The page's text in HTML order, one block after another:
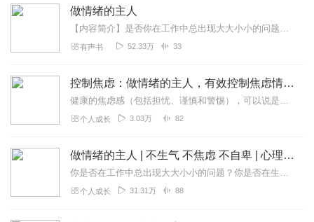
做情绪的主人
【内容简介】是否你在工作中总出现大大小小的问题？是否你在生活中总遇到许许多多不如意的事情？这时，你是否心烦意乱，生气、抱怨、烦恼？那么，我们应当如何应对呢？不要...
有声书 52.33万 33
控制焦虑：做情绪的主人，有效控制焦虑情绪
健康的焦虑感（包括担忧、谨慎和警惕），可以说是一种恩赐：它可以抵挡危险，保护你的生命，使你意识到那些你可以改变的“不好”事物。不健康的焦虑感则完全不同：它会导致...
个人成长 3.03万 82
做情绪的主人 | 不生气 不焦虑 不自卑 | 心理健康
你是否在工作中总出现大大小小的问题？你是否在生活中总遇到许许多多不如意的事情？这时，你是否心烦意乱，生气、抱怨、烦恼？那么，我们应当如何应对呢？人们最关心的莫过...
个人成长 31.31万 88